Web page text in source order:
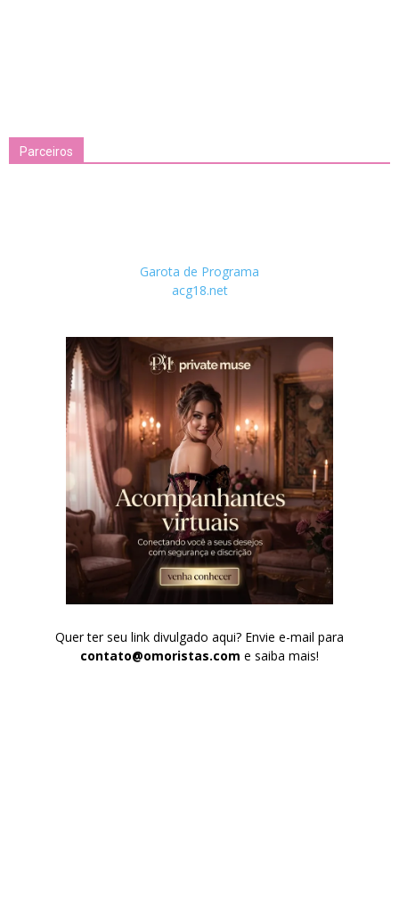
Parceiros
Garota de Programa
acg18.net
Quer ter seu link divulgado aqui? Envie e-mail para
contato@omoristas.com e saiba mais!